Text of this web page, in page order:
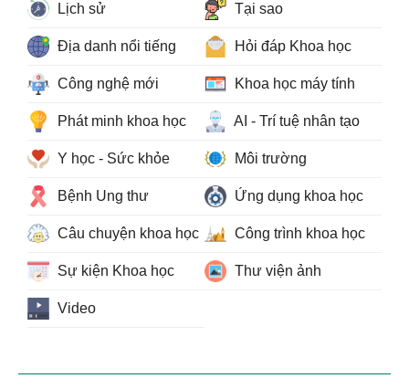
Lịch sử Tại sao
Địa danh nổi tiếng Hỏi đáp Khoa học
Công nghệ mới Khoa học máy tính
Phát minh khoa học AI - Trí tuệ nhân tạo
Y học - Sức khỏe Môi trường
Bệnh Ung thư Ứng dụng khoa học
Câu chuyện khoa học Công trình khoa học
Sự kiện Khoa học Thư viện ảnh
Video